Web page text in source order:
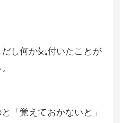
し何か気付いたことが
「覚えておかないと」